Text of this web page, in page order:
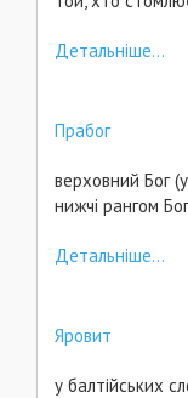
Детальніше...
Прабог
верховний Бог
нижчі рангом
Детальніше...
Яровит
у балтійських